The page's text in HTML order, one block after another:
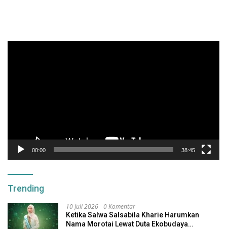
00:00 38:45
Trending
10 Juli 2026 0 Komentar
Ketika Salwa Salsabila Kharie Harumkan
Nama Morotai Lewat Duta Ekobudaya